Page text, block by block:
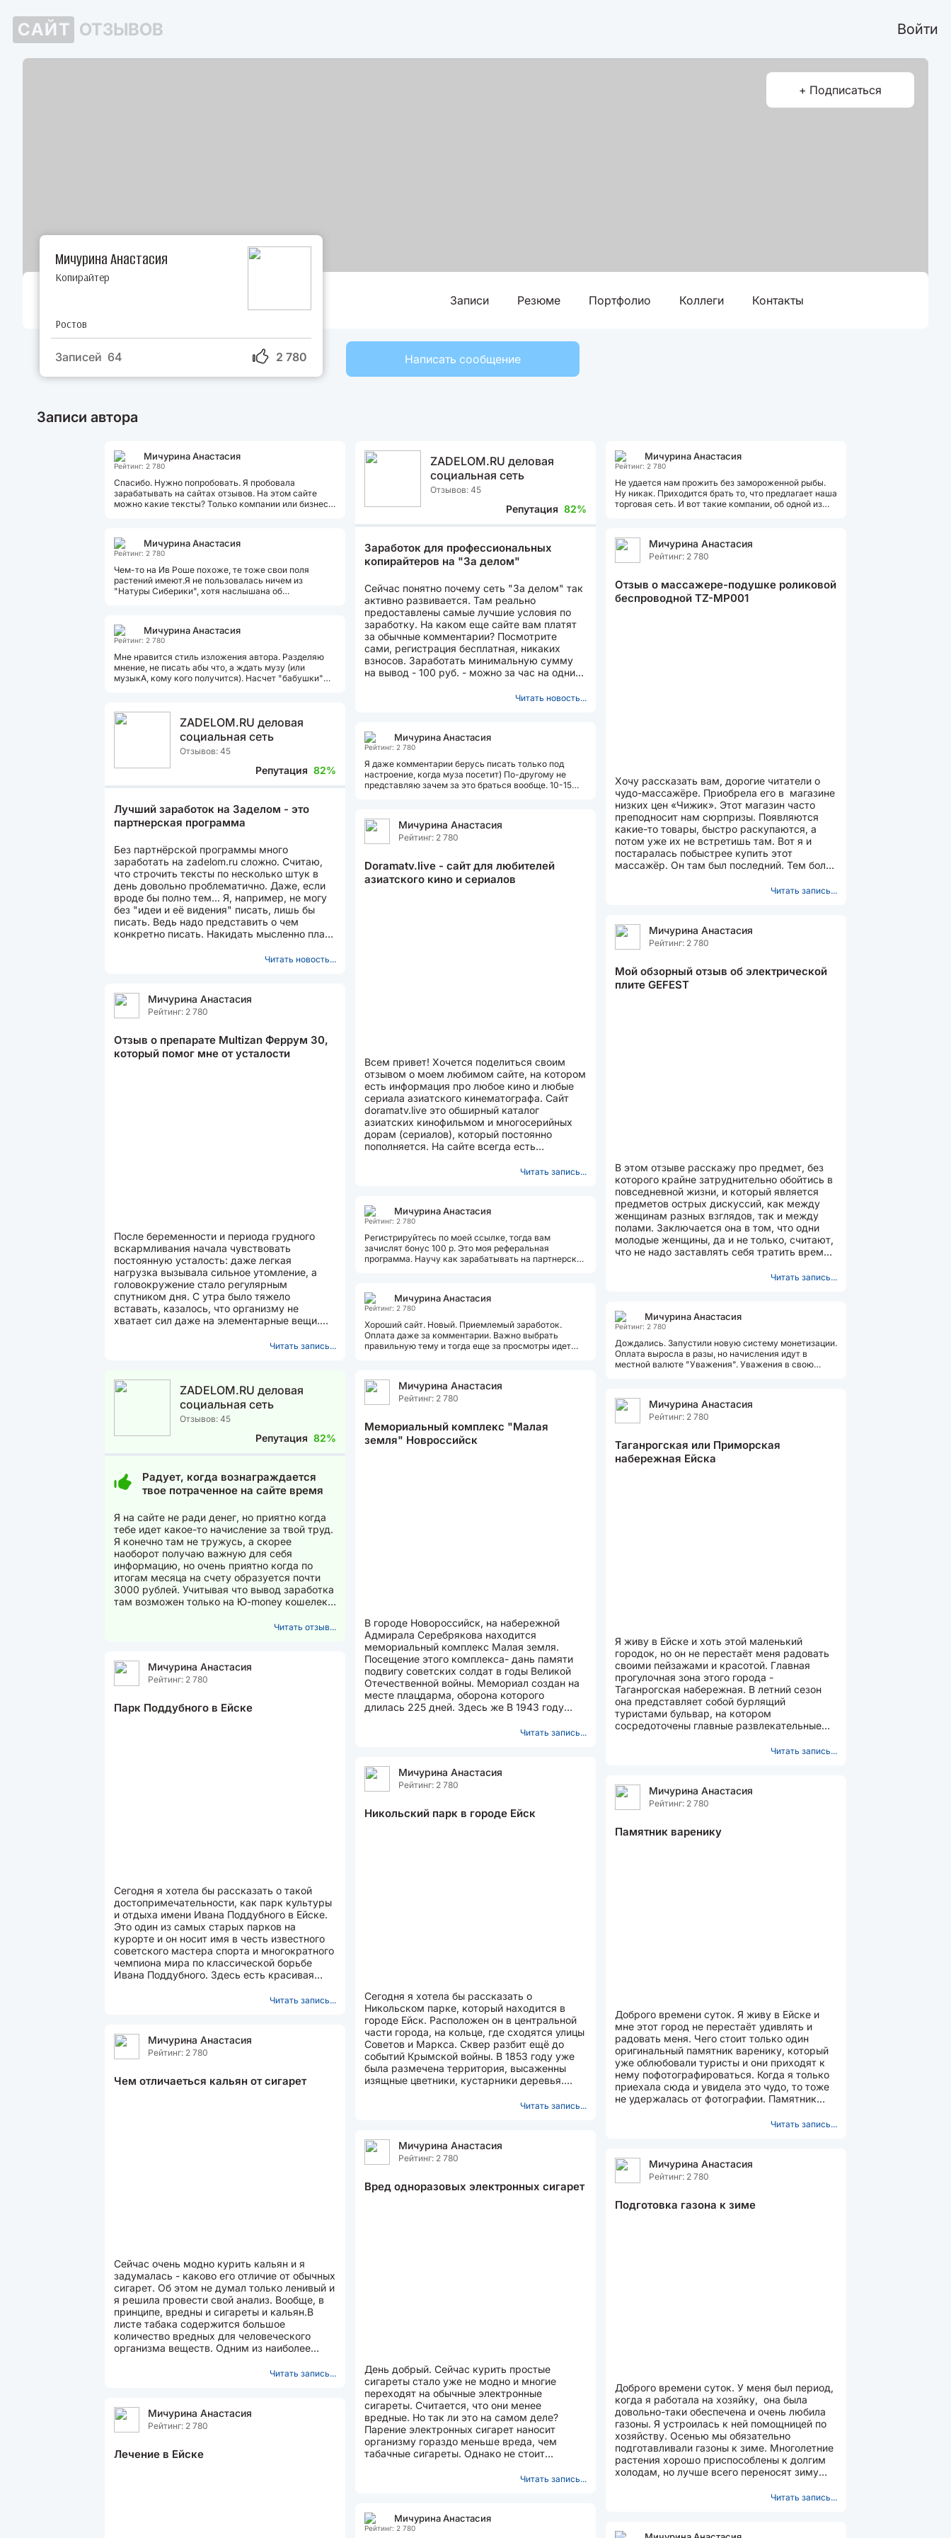
САЙТ ОТЗЫВОВ Войти
+ Подписаться
Мичурина Анастасия
Копирайтер
Ростов
2 780
Записей 64
Записи Резюме Портфолио Коллеги Контакты
Написать сообщение
Записи автора
Мичурина Анастасия
Рейтинг: 2 780
Спасибо. Нужно попробовать. Я пробовала
зарабатывать на сайтах отзывов. На этом сайте
можно какие тексты? Только компании или бизнес
Мичурина Анастасия
Рейтинг: 2 780
Чем-то на Ив Роше похоже, те тоже свои поля
растений имеют.Я не пользовалась ничем из
"Натуры Сиберики", хотя наслышана об
Мичурина Анастасия
Рейтинг: 2 780
Мне нравится стиль изложения автора. Разделяю
мнение, не писать абы что, а ждать музу (или
музыкА, кому кого получится). Насчет "бабушки"
ZADELOM.RU деловая
социальная сеть
Отзывов: 45
Репутация 82%
Лучший заработок на Заделом - это
партнерская программа
Без партнёрской программы много
заработать на zadelom.ru сложно. Считаю,
что строчить тексты по несколько штук в
день довольно проблематично. Даже, если
вроде бы полно тем... Я, например, не могу
без "идеи и её видения" писать, лишь бы
писать. Ведь надо представить о чем
конкретно писать. Накидать мысленно план.
Читать новость...
Мичурина Анастасия
Рейтинг: 2 780
Отзыв о препарате Multizan Феррум 30,
который помог мне от усталости
После беременности и периода грудного
вскармливания начала чувствовать
постоянную усталость: даже легкая
нагрузка вызывала сильное утомление, а
головокружение стало регулярным
спутником дня. С утра было тяжело
вставать, казалось, что организму не
хватает сил даже на элементарные вещи.
Читать запись...
ZADELOM.RU деловая
социальная сеть
Отзывов: 45
Репутация 82%
Радует, когда вознаграждается
твое потраченное на сайте время
Я на сайте не ради денег, но приятно когда
тебе идет какое-то начисление за твой труд.
Я конечно там не тружусь, а скорее
наоборот получаю важную для себя
информацию, но очень приятно когда по
итогам месяца на счету образуется почти
3000 рублей. Учитывая что вывод заработка
там возможен только на Ю-money кошелек,
Читать отзыв...
Мичурина Анастасия
Рейтинг: 2 780
Парк Поддубного в Ейске
Сегодня я хотела бы рассказать о такой
достопримечательности, как парк культуры
и отдыха имени Ивана Поддубного в Ейске.
Это один из самых старых парков на
курорте и он носит имя в честь известного
советского мастера спорта и многократного
чемпиона мира по классической борьбе
Ивана Поддубного. Здесь есть красивая
Читать запись...
Мичурина Анастасия
Рейтинг: 2 780
Чем отличаеться кальян от сигарет
Сейчас очень модно курить кальян и я
задумалась - каково его отличие от обычных
сигарет. Об этом не думал только ленивый и
я решила провести свой анализ. Вообще, в
принципе, вредны и сигареты и кальян.В
листе табака содержится большое
количество вредных для человеческого
организма веществ. Одним из наиболее
Читать запись...
Мичурина Анастасия
Рейтинг: 2 780
Лечение в Ейске
ZADELOM.RU деловая
социальная сеть
Отзывов: 45
Репутация 82%
Заработок для профессиональных
копирайтеров на "За делом"
Сейчас понятно почему сеть "За делом" так
активно развивается. Там реально
предоставлены самые лучшие условия по
заработку. На каком еще сайте вам платят
за обычные комментарии? Посмотрите
сами, регистрация бесплатная, никаких
взносов. Заработать минимальную сумму
на вывод - 100 руб. - можно за час на одних
Читать новость...
Мичурина Анастасия
Рейтинг: 2 780
Я даже комментарии берусь писать только под
настроение, когда муза посетит) По-другому не
представляю зачем за это браться вообще. 10-15
Мичурина Анастасия
Рейтинг: 2 780
Doramatv.live - сайт для любителей
азиатского кино и сериалов
Всем привет! Хочется поделиться своим
отзывом о моем любимом сайте, на котором
есть информация про любое кино и любые
сериала азиатского кинематографа. Сайт
doramatv.live это обширный каталог
азиатских кинофильмом и многосерийных
дорам (сериалов), который постоянно
пополняется. На сайте всегда есть
Читать запись...
Мичурина Анастасия
Рейтинг: 2 780
Регистрируйтесь по моей ссылке, тогда вам
зачислят бонус 100 р. Это моя реферальная
программа. Научу как зарабатывать на партнерской
Мичурина Анастасия
Рейтинг: 2 780
Хороший сайт. Новый. Приемлемый заработок.
Оплата даже за комментарии. Важно выбрать
правильную тему и тогда еще за просмотры идет
Мичурина Анастасия
Рейтинг: 2 780
Мемориальный комплекс "Малая
земля" Новроссийск
В городе Новороссийск, на набережной
Адмирала Серебрякова находится
мемориальный комплекс Малая земля.
Посещение этого комплекса- дань памяти
подвигу советских солдат в годы Великой
Отечественной войны. Мемориал создан на
месте плацдарма, оборона которого
длилась 225 дней. Здесь же В 1943 году
Читать запись...
Мичурина Анастасия
Рейтинг: 2 780
Никольский парк в городе Ейск
Сегодня я хотела бы рассказать о
Никольском парке, который находится в
городе Ейск. Расположен он в центральной
части города, на кольце, где сходятся улицы
Советов и Маркса. Сквер разбит ещё до
событий Крымской войны. В 1853 году уже
была размечена территория, высаженны
изящные цветники, кустарники деревья.
Читать запись...
Мичурина Анастасия
Рейтинг: 2 780
Вред одноразовых электронных сигарет
День добрый. Сейчас курить простые
сигареты стало уже не модно и многие
переходят на обычные электронные
сигареты. Считается, что они менее
вредные. Но так ли это на самом деле?
Парение электронных сигарет наносит
организму гораздо меньше вреда, чем
табачные сигареты. Однако не стоит
Читать запись...
Мичурина Анастасия
Рейтинг: 2 780
Мичурина Анастасия
Рейтинг: 2 780
Не удается нам прожить без замороженной рыбы.
Ну никак. Приходится брать то, что предлагает наша
торговая сеть. И вот такие компании, об одной из
Мичурина Анастасия
Рейтинг: 2 780
Отзыв о массажере-подушке роликовой
беспроводной TZ-MP001
Хочу рассказать вам, дорогие читатели о
чудо-массажёре. Приобрела его в магазине
низких цен «Чижик». Этот магазин часто
преподносит нам сюрпризы. Появляются
какие-то товары, быстро раскупаются, а
потом уже их не встретишь там. Вот я и
постаралась побыстрее купить этот
массажёр. Он там был последний. Тем более
Читать запись...
Мичурина Анастасия
Рейтинг: 2 780
Мой обзорный отзыв об электрической
плите GEFEST
В этом отзыве расскажу про предмет, без
которого крайне затруднительно обойтись в
повседневной жизни, и который является
предметов острых дискуссий, как между
женщинам разных взглядов, так и между
полами. Заключается она в том, что одни
молодые женщины, да и не только, считают,
что не надо заставлять себя тратить время
Читать запись...
Мичурина Анастасия
Рейтинг: 2 780
Дождались. Запустили новую систему монетизации.
Оплата выросла в разы, но начисления идут в
местной валюте "Уважения". Уважения в свою
Мичурина Анастасия
Рейтинг: 2 780
Таганрогская или Приморская
набережная Ейска
Я живу в Ейске и хоть этой маленький
городок, но он не перестаёт меня радовать
своими пейзажами и красотой. Главная
прогулочная зона этого города -
Таганрогская набережная. В летний сезон
она представляет собой бурлящий
туристами бульвар, на котором
сосредоточены главные развлекательные
Читать запись...
Мичурина Анастасия
Рейтинг: 2 780
Памятник варенику
Доброго времени суток. Я живу в Ейске и
мне этот город не перестаёт удивлять и
радовать меня. Чего стоит только один
оригинальный памятник варенику, который
уже облюбовали туристы и они приходят к
нему пофотографироваться. Когда я только
приехала сюда и увидела это чудо, то тоже
не удержалась от фотографии. Памятник
Читать запись...
Мичурина Анастасия
Рейтинг: 2 780
Подготовка газона к зиме
Доброго времени суток. У меня был период,
когда я работала на хозяйку, она была
довольно-таки обеспечена и очень любила
газоны. Я устроилась к ней помощницей по
хозяйству. Осенью мы обязательно
подготавливали газоны к зиме. Многолетние
растения хорошо приспособлены к долгим
холодам, но лучше всего переносят зиму
Читать запись...